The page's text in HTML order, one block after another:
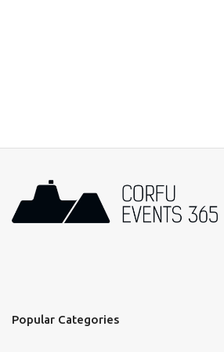
Popular Categories